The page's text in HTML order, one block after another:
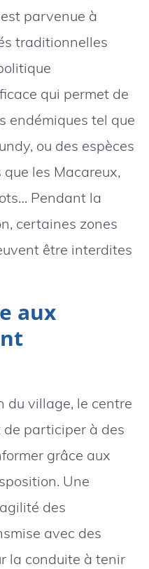
parvenue à
traditionnelles
qui permet de
endémiques tel que
ou des espèces
que les Macareux,
Pendant la
certaines zones
être interdites
aux
du village, le centre
de participer à des
grâce aux
Une
des
avec des
la conduite à tenir